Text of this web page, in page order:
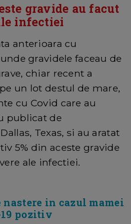
gravide au facut
infectiei
anterioara cu
gravidele faceau de
chiar recent a
un lot destul de mare,
cu Covid care au
publicat de
Texas, si au aratat
5% din aceste gravide
ale infectiei.
in cazul mamei
pozitiv